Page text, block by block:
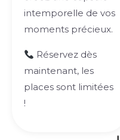
intemporelle de vos
moments précieux.
Réservez dès
maintenant, les
places sont limitées
!